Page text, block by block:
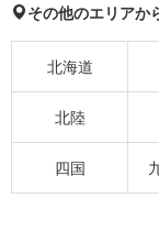
その他のエリアか
北海道
北陸
四国